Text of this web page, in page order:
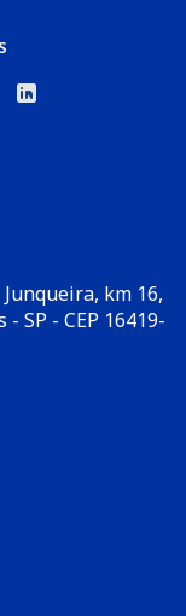
km 16,
SP - CEP 16419-